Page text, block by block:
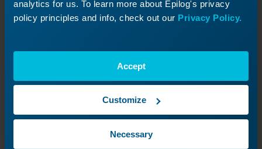
analytics for us. To learn more about Epilog's privacy
policy principles and info, check out our Privacy Policy.
Accept
Customize
Necessary